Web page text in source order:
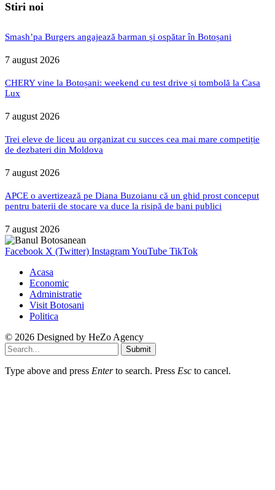
Stiri noi
Smash’pa Burgers angajează barman și ospătar în Botoșani
7 august 2026
CHERY vine la Botoșani: weekend cu test drive și tombolă la Casa
Lux
7 august 2026
Trei eleve de liceu au organizat cu succes cea mai mare competiție
de dezbateri din Moldova
7 august 2026
APCE o avertizează pe Diana Buzoianu că un ghid prost conceput
pentru baterii de stocare va duce la risipă de bani publici
7 august 2026
Facebook X (Twitter) InstagramYouTube TikTok
Acasa
Economic
Administratie
Visit Botosani
Politica
© 2026 Designed by HeZo Agency
Submit
Type above and press Enterto search. Press Esc to cancel.